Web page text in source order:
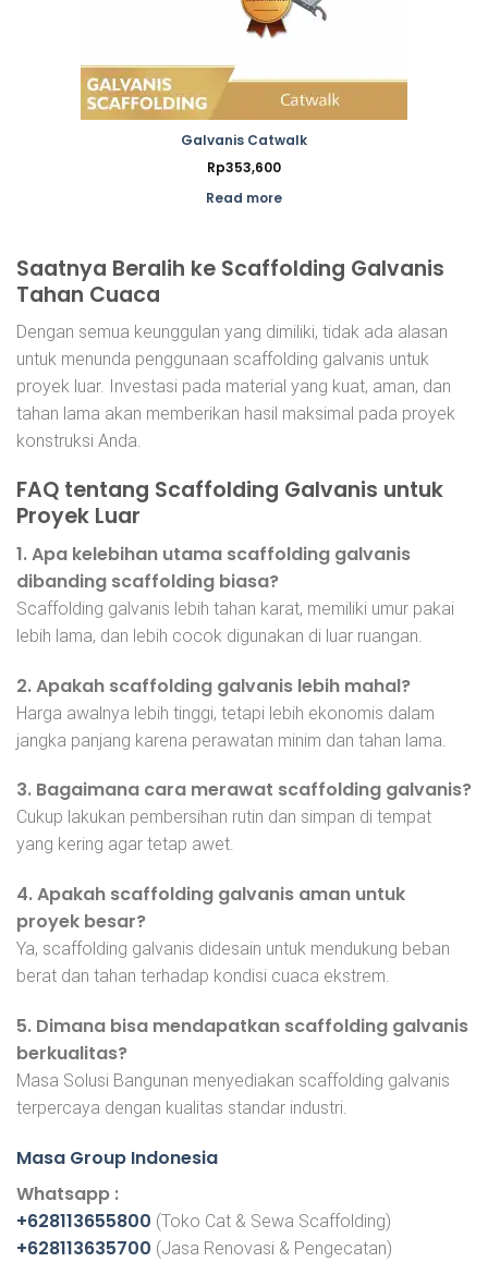
Galvanis Catwalk
Rp353,600
Read more
Saatnya Beralih ke Scaffolding Galvanis
Tahan Cuaca
Dengan semua keunggulan yang dimiliki, tidak ada alasan
untuk menunda penggunaan scaffolding galvanis untuk
proyek luar. Investasi pada material yang kuat, aman, dan
tahan lama akan memberikan hasil maksimal pada proyek
konstruksi Anda.
FAQ tentang Scaffolding Galvanis untuk
Proyek Luar
1. Apa kelebihan utama scaffolding galvanis
dibanding scaffolding biasa?
Scaffolding galvanis lebih tahan karat, memiliki umur pakai
lebih lama, dan lebih cocok digunakan di luar ruangan.
2. Apakah scaffolding galvanis lebih mahal?
Harga awalnya lebih tinggi, tetapi lebih ekonomis dalam
jangka panjang karena perawatan minim dan tahan lama.
3. Bagaimana cara merawat scaffolding galvanis?
Cukup lakukan pembersihan rutin dan simpan di tempat
yang kering agar tetap awet.
4. Apakah scaffolding galvanis aman untuk
proyek besar?
Ya, scaffolding galvanis didesain untuk mendukung beban
berat dan tahan terhadap kondisi cuaca ekstrem.
5. Dimana bisa mendapatkan scaffolding galvanis
berkualitas?
Masa Solusi Bangunan menyediakan scaffolding galvanis
terpercaya dengan kualitas standar industri.
Masa Group Indonesia
Whatsapp :
+628113655800 (Toko Cat & Sewa Scaffolding)
+628113635700 (Jasa Renovasi & Pengecatan)